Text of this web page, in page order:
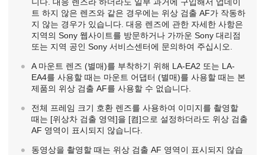
트 하지 않은 렌즈와 같은 경우에는 위상 검출 AF가 작동하
지 않는 경우가 있습니다. 대응 렌즈에 관한 자세한 사항은
지역의 Sony 웹사이트를 방문하거나 가까운 Sony 대리점
또는 지역 공인 Sony 서비스센터에 문의하여 주십시오.
A 마운트 렌즈 (별매)를 부착하기 위해 LA-EA2 또는 LA-
EA4를 사용할 때는 마운트 어댑터 (별매)를 사용할 때는 본
제품의 위상 검출 AF를 사용할 수 없습니다.
전체 프레임 크기 호환 렌즈를 사용하여 이미지를 촬영할
때는 [위상차 검출 영역]을 [켬]으로 설정하더라도 위상 검출
AF 영역이 표시되지 않습니다.
동영상을 촬영할 때는 위상 검출 AF 영역이 표시되지 않습